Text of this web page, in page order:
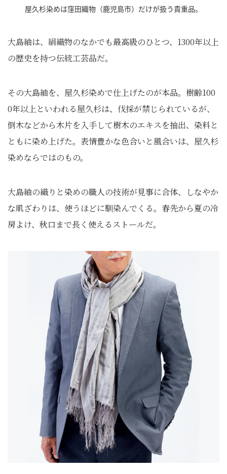
屋久杉染めは窪田織物（鹿児島市）だけが扱う貴重品。
大島紬は、絹織物のなかでも最高級のひとつ、1300年以上
の歴史を持つ伝統工芸品だ。
その大島紬を、屋久杉染めで仕上げたのが本品。樹齢100
0年以上といわれる屋久杉は、伐採が禁じられているが、
倒木などから木片を入手して樹木のエキスを抽出、染料と
ともに染め上げた。表情豊かな色合いと風合いは、屋久杉
染めならではのもの。
大島紬の織りと染めの職人の技術が見事に合体、しなやか
な肌ざわりは、使うほどに馴染んでくる。春先から夏の冷
房よけ、秋口まで長く使えるストールだ。